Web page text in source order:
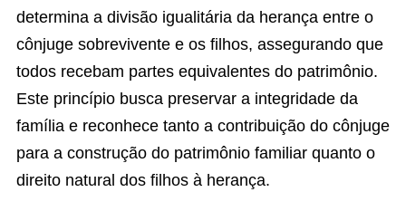
determina a divisão igualitária da herança entre o
cônjuge sobrevivente e os filhos, assegurando que
todos recebam partes equivalentes do patrimônio.
Este princípio busca preservar a integridade da
família e reconhece tanto a contribuição do cônjuge
para a construção do patrimônio familiar quanto o
direito natural dos filhos à herança.